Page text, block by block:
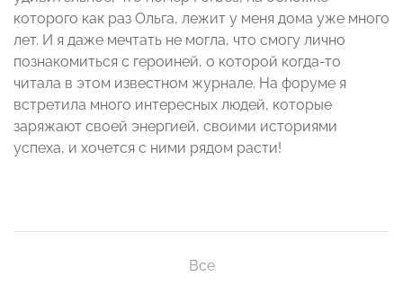
которого как раз Ольга, лежит у меня дома уже много
лет. И я даже мечтать не могла, что смогу лично
познакомиться с героиней, о которой когда-то
читала в этом известном журнале. На форуме я
встретила много интересных людей, которые
заряжают своей энергией, своими историями
успеха, и хочется с ними рядом расти!
Все